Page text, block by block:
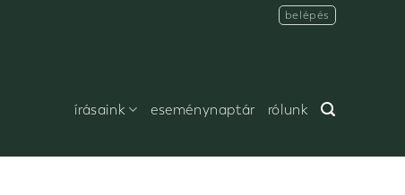
belépés
írásaink eseménynaptár rólunk